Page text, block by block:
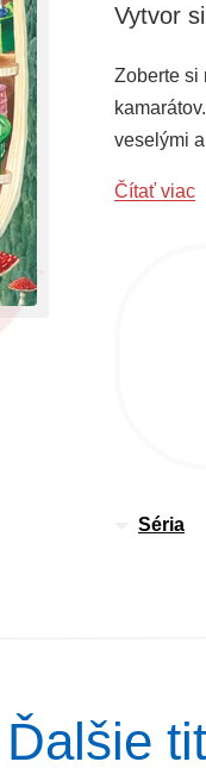
Vytvor
Zoberte si
veselými
sladké sny!
Čítať viac
Séria
Ďalšie